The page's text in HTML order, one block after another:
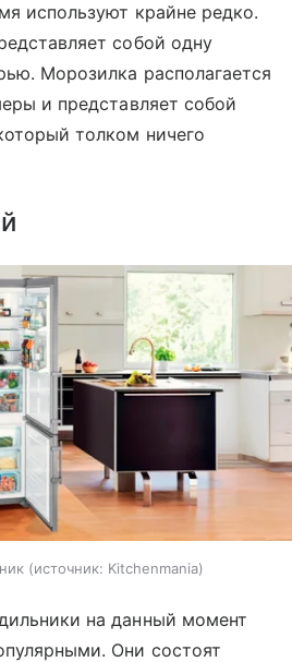
используют крайне редко.
собой одну
Морозилка располагается
и представляет собой
толком ничего
источник: Kitchenmania
на данный момент
Они состоят